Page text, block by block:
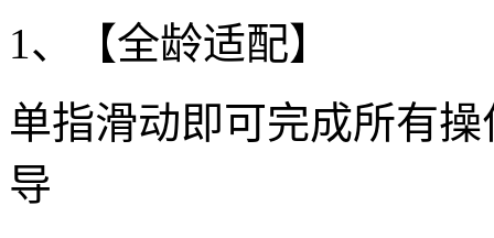
1、【全龄适配】
单指滑动即可完成所有
导